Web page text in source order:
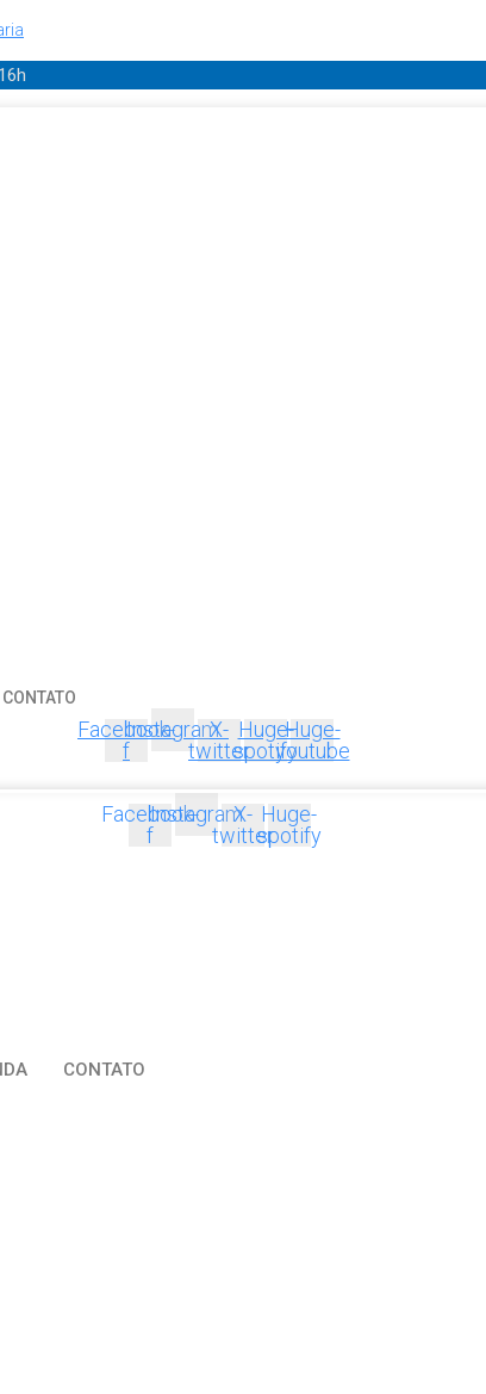
CONTATO
Facebook-
f
InstagramX-
twitter
Huge-
spotify
Huge-
youtube
Facebook-
f
InstagramX-
twitter
Huge-
spotify
CONTATO